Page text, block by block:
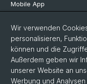
Mobile App
Departement Geschichte
Departement
Departement Künste,
Wir verwenden
personalisieren,
können und die
Außerdem geben wir
unserer Website an
Werbung und